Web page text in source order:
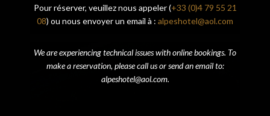
Pour réserver, veuillez nous appeler (+33 (0)4 79 55 21
08) ou nous envoyer un email à : alpeshotel@aol.com
We are experiencing technical issues with online bookings. To
make a reservation, please call us or send an email to:
alpeshotel@aol.com.